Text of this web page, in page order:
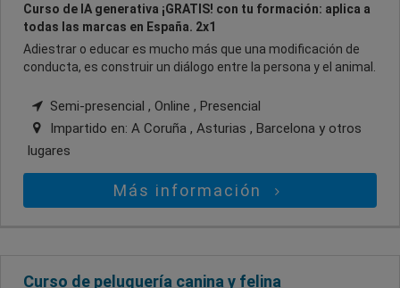
Curso de IA generativa ¡GRATIS! con tu formación: aplica a
todas las marcas en España. 2x1
Adiestrar o educar es mucho más que una modificación de
conducta, es construir un diálogo entre la persona y el animal.
Semi-presencial , Online , Presencial
Impartido en: A Coruña , Asturias , Barcelona y otros
lugares
Más información
Curso de peluquería canina y felina